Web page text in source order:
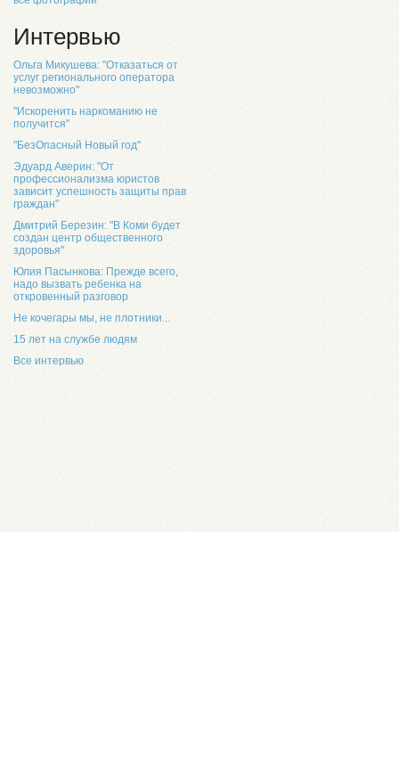
Интервью
Ольга Микушева: "Отказаться от
услуг регионального оператора
невозможно"
"Искоренить наркоманию не
получится"
"БезОпасный Новый год"
Эдуард Аверин: "От
профессионализма юристов
зависит успешность защиты прав
граждан"
Дмитрий Березин: "В Коми будет
создан центр общественного
здоровья"
Юлия Пасынкова: Прежде всего,
надо вызвать ребенка на
откровенный разговор
Не кочегары мы, не плотники...
15 лет на службе людям
Все интервью